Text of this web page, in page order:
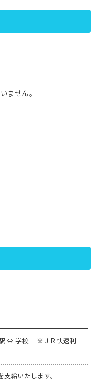
ません。
⇔ 学校 ※ＪＲ快速利
給いたします。